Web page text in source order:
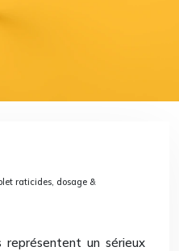
raticides, dosage &
représentent un sérieux